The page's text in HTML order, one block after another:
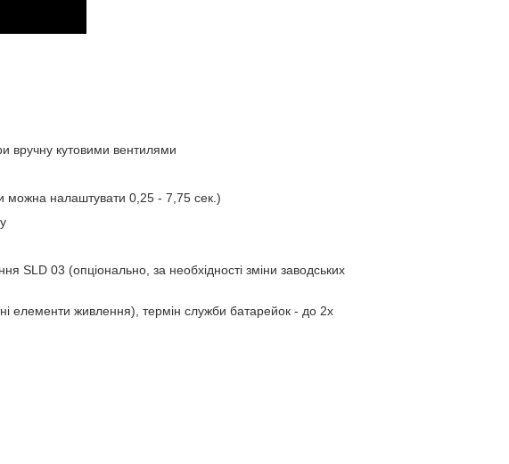
вручну кутовими вентилями
можна налаштувати 0,25 - 7,75 сек.)
SLD 03 (опціонально, за необхідності зміни заводських
елементи живлення), термін служби батарейок - до 2х